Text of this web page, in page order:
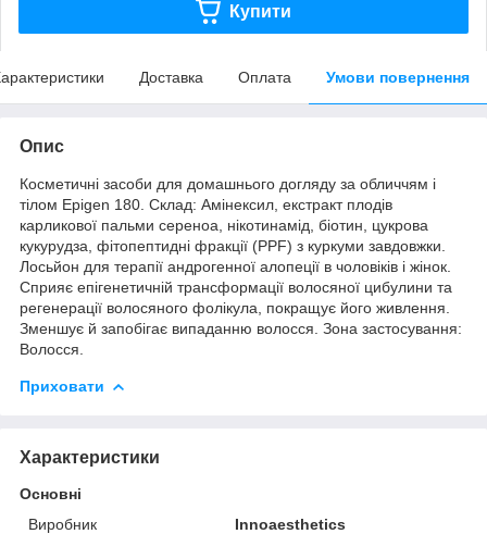
Купити
Доставка Оплата Умови повернення
Опис
Косметичні засоби для домашнього догляду за обличчям і
тілом Epigen 180. Склад: Амінексил, екстракт плодів
карликової пальми сереноа, нікотинамід, біотин, цукрова
кукурудза, фітопептидні фракції (PPF) з куркуми завдовжки.
Лосьйон для терапії андрогенної алопеції в чоловіків і жінок.
Сприяє епігенетичній трансформації волосяної цибулини та
регенерації волосяного фолікула, покращує його живлення.
Зменшує й запобігає випаданню волосся. Зона застосування:
Волосся.
Приховати
Характеристики
Основні
Виробник
Innoaesthetics